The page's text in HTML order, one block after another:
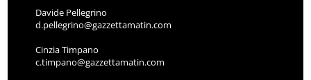
Davide Pellegrino
d.pellegrino@gazzettamatin.com
Cinzia Timpano
c.timpano@gazzettamatin.com